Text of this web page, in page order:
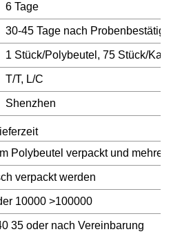
6 Tage
30-45 Tage nach
1 Stück/Polybeutel, 75 Stück/
T/T, L/C
Shenzhen
Polybeutel verpackt und
verpackt werden
10000 >100000
35 oder nach Vereinbarung